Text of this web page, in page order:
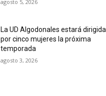
agosto 5, 2026
La UD Algodonales estará dirigida
por cinco mujeres la próxima
temporada
agosto 3, 2026